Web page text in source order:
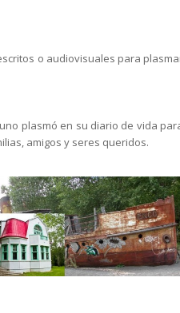
o audiovisuales para
plasmó en su diario de vida
amigos y seres queridos.